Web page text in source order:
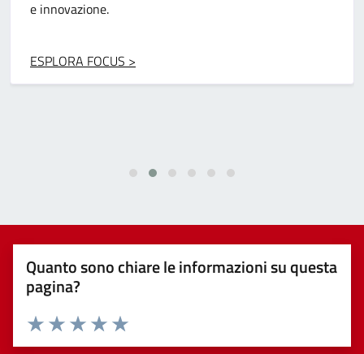
Progetti per migliorare infrastrutture e servizi grazie ai
Quanto sono chiare le informazioni su questa
pagina?
Valuta 5 stelle su 5
Valuta 4 stelle su 5
Valuta 3 stelle su 5
Valuta 2 stelle su 5
Valuta 1 stelle su 5